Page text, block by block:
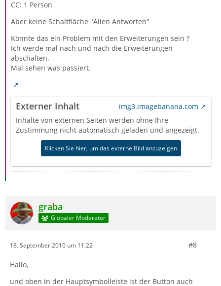
CC: 1 Person
Aber keine Schaltfläche "Allen Antworten"
Könnte das ein Problem mit den Erweiterungen sein ?
Ich werde mal nach und nach die Erweiterungen
abschalten.
Mal sehen was passiert.
Externer Inhalt
img3.imagebanana.com
Inhalte von externen Seiten werden ohne Ihre
Zustimmung nicht automatisch geladen und angezeigt.
Klicken Sie hier, um das externe Bild anzuzeigen
graba
Globaler Moderator
18. September 2010 um 11:22 #8
Hallo,
und oben in der Hauptsymbolleiste ist der Button auch